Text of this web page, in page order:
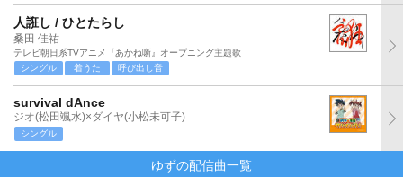
人誑し / ひとたらし
桑田 佳祐
テレビ朝日系TVアニメ『あかね噺』オープニング主題歌
シングル
着うた 呼び出し音
survival dAnce
ジオ(松田颯水)×ダイヤ(小松未可子)
シングル
ゆずの配信曲一覧